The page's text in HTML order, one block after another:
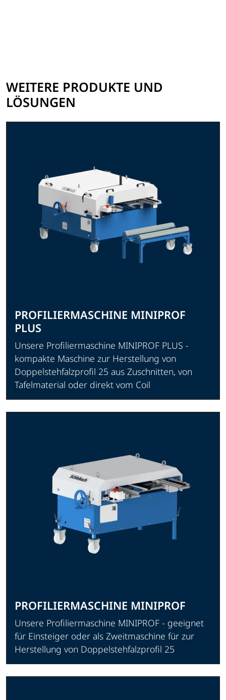
WEITERE PRODUKTE UND
LÖSUNGEN
PROFILIERMASCHINE MINIPROF
PLUS
Unsere Profiliermaschine MINIPROF PLUS -
kompakte Maschine zur Herstellung von
Doppelstehfalzprofil 25 aus Zuschnitten, von
Tafelmaterial oder direkt vom Coil
PROFILIERMASCHINE MINIPROF
Unsere Profiliermaschine MINIPROF - geeignet
für Einsteiger oder als Zweitmaschine für zur
Herstellung von Doppelstehfalzprofil 25